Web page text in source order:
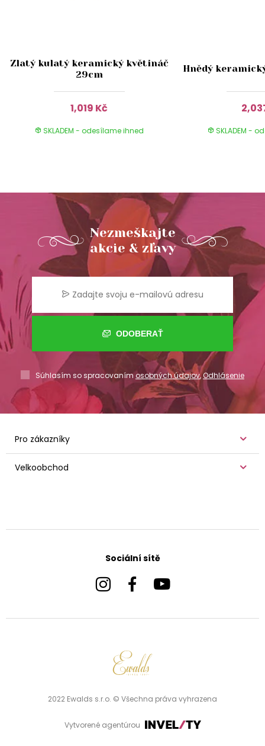
Zlatý kulatý keramický květináč
29cm
1,019 Kč
SKLADEM - odesílame ihned
Hnědý
SKLADEM -
Nezmeškajte
akcie & zľavy
ODOBERAŤ
Súhlasím so spracovaním osobných údajov,Odhlásenie
Pro zákazníky
Velkoobchod
Sociální sítě
2022 Ewalds s.r.o. © Všechna práva vyhrazena
Vytvorené agentúrou